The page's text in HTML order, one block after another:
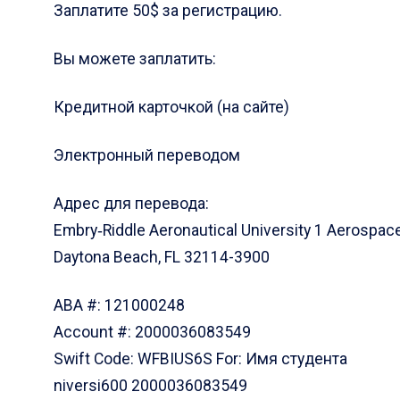
Заплатите 50$ за регистрацию.
Вы можете заплатить:
Кредитной карточкой (на сайте)
Электронный переводом
Адрес для перевода:
Embry‑Riddle Aeronautical University 1
Daytona Beach, FL 32114-3900
ABA #: 121000248
Account #: 2000036083549
Swift Code: WFBIUS6S For: Имя студента
niversi600 2000036083549